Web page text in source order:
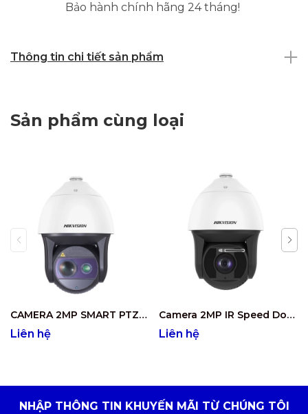
Bảo hành chính hãng 24 tháng!
Thông tin chi tiết sản phẩm
Sản phẩm cùng loại
CAMERA 2MP SMART PTZ DEEP LEARNING DS-2DF8250I8X-AEL(T3)
Liên hệ
Camera 2MP IR Speed Dome Hồng ngoại 500m( Tích hợp tính năng thông minh) DS-2DF8250I5X-AELW
Liên hệ
NHẬP THÔNG TIN KHUYẾN MÃI TỪ CHÚNG TÔI